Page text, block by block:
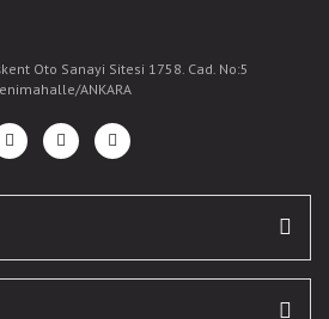
Oto Sanayi Sitesi 1758. Cad. No:5
ANKARA